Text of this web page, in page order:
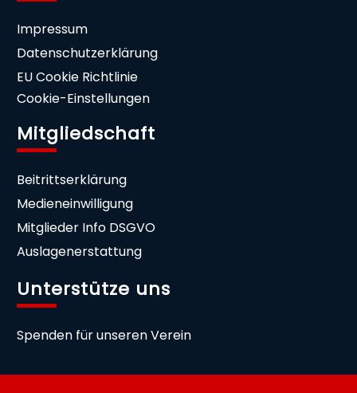
Impressum
Datenschutzerklärung
EU Cookie Richtlinie
Cookie-Einstellungen
Mitgliedschaft
Beitrittserklärung
Medieneinwilligung
Mitglieder Info DSGVO
Auslagenerstattung
Unterstütze uns
Spenden für unseren Verein